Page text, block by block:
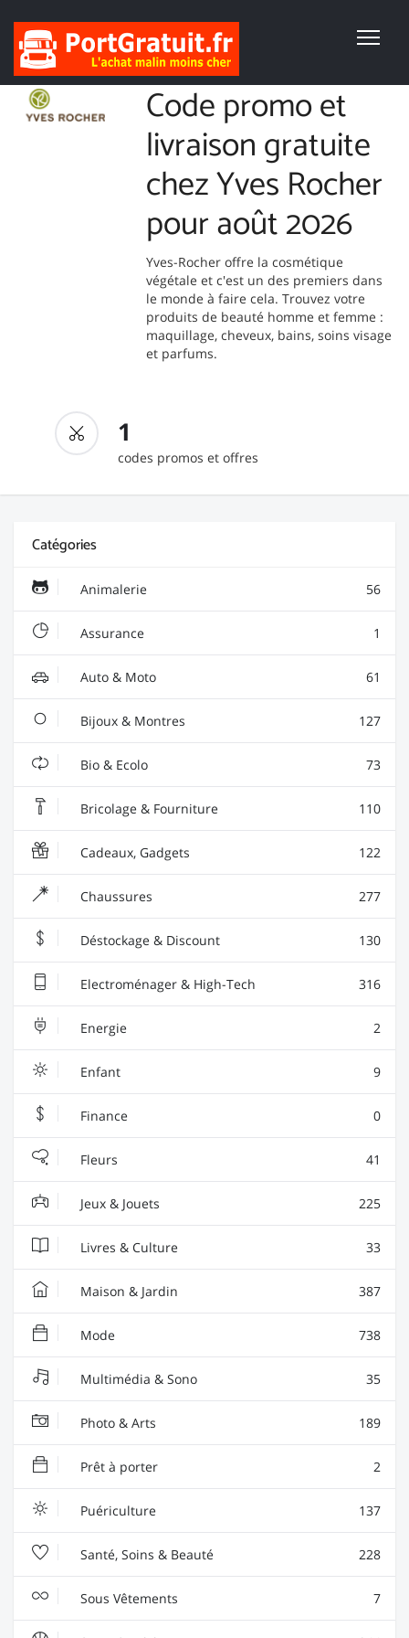
Code promo et
livraison gratuite
chez Yves Rocher
pour août 2026
Yves-Rocher offre la cosmétique
végétale et c'est un des premiers dans
le monde à faire cela. Trouvez votre
produits de beauté homme et femme :
maquillage, cheveux, bains, soins visage
et parfums.
1
codes promos et offres
Catégories
Animalerie 56
Assurance 1
Auto & Moto 61
Bijoux & Montres 127
Bio & Ecolo 73
Bricolage & Fourniture 110
Cadeaux, Gadgets 122
Chaussures 277
Déstockage & Discount 130
Electroménager & High-Tech 316
Energie 2
Enfant 9
Finance 0
Fleurs 41
Jeux & Jouets 225
Livres & Culture 33
Maison & Jardin 387
Mode 738
Multimédia & Sono 35
Photo & Arts 189
Prêt à porter 2
Puériculture 137
Santé, Soins & Beauté 228
Sous Vêtements 7